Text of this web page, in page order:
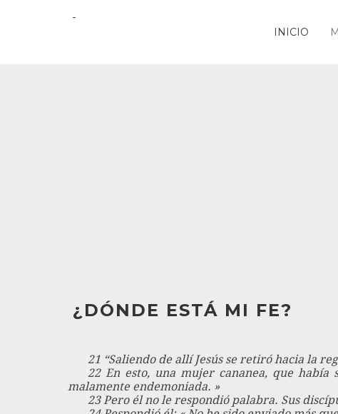
INICIO
¿DÓNDE ESTÁ MI FE?
21 “Saliendo de allí Jesús se retiró hacia la
22 En esto, una mujer cananea, que
malamente endemoniada. »
23 Pero él no le respondió palabra. Sus